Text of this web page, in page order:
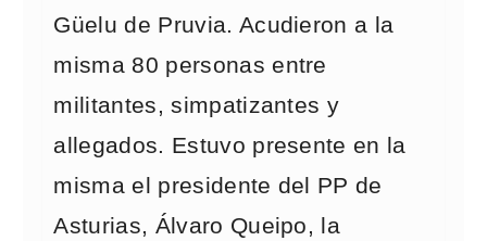
Güelu de Pruvia. Acudieron a la
misma 80 personas entre
militantes, simpatizantes y
allegados. Estuvo presente en la
misma el presidente del PP de
Asturias, Álvaro Queipo, la